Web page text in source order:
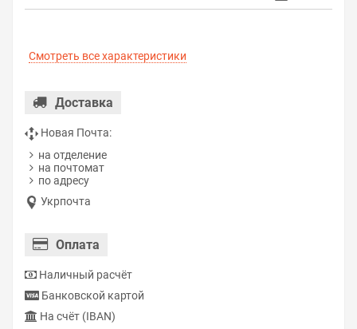
Смотреть все характеристики
Доставка
Новая Почта:
на отделение
на почтомат
по адресу
Укрпочта
Оплата
Наличный расчёт
Банковской картой
На счёт (IBAN)